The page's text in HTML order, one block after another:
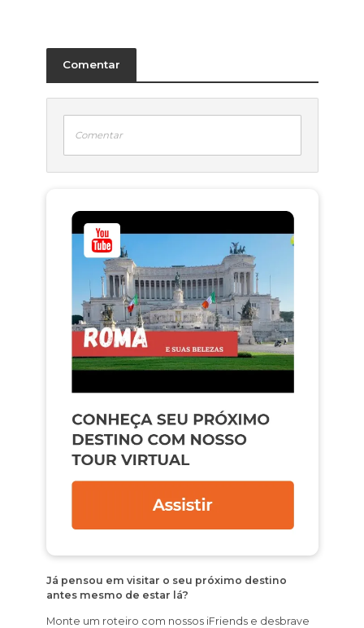
Comentar
Comentar
Já pensou em visitar o seu próximo destino
antes mesmo de estar lá?
Monte um roteiro com nossos iFriends e desbrave